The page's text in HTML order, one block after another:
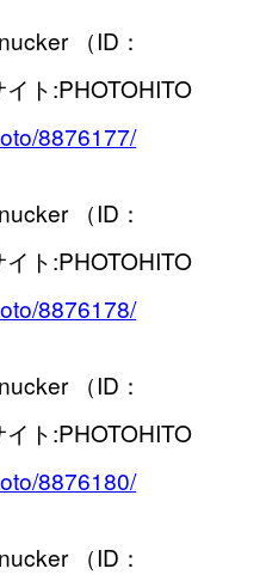
（ID：
ト:PHOTOHITO
8876177/
（ID：
ト:PHOTOHITO
8876178/
（ID：
ト:PHOTOHITO
8876180/
（ID：